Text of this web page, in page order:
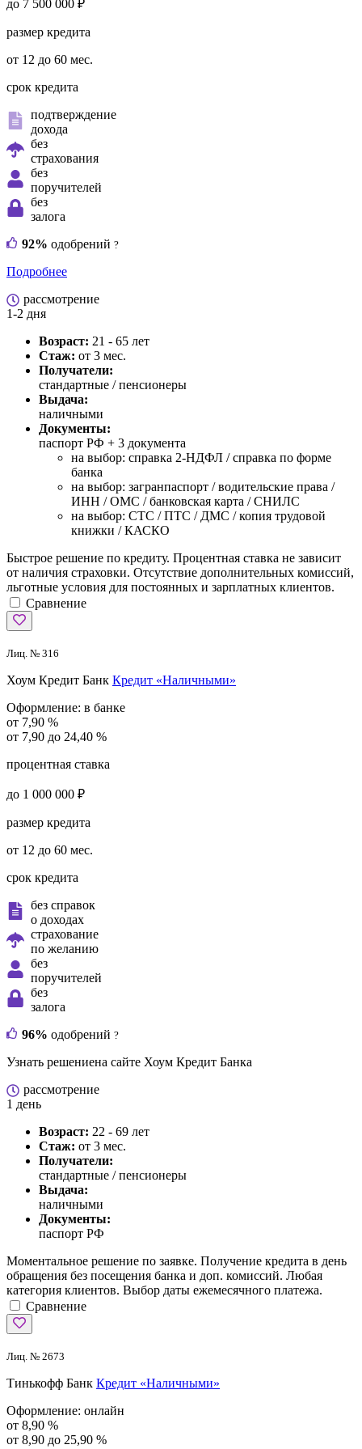
до 7 500 000 ₽
размер кредита
от 12 до 60 мес.
срок кредита
подтверждение
дохода
без
страхования
без
поручителей
без
залога
92% одобрений ?
Подробнее
рассмотрение
1-2 дня
Возраст: 21 - 65 лет
Стаж: от 3 мес.
Получатели:
стандартные / пенсионеры
Выдача:
наличными
Документы:
паспорт РФ + 3 документа
на выбор: справка 2-НДФЛ / справка по форме
банка
на выбор: загранпаспорт / водительские права /
ИНН / ОМС / банковская карта / СНИЛС
на выбор: СТС / ПТС / ДМС / копия трудовой
книжки / КАСКО
Быстрое решение по кредиту. Процентная ставка не зависит
от наличия страховки. Отсутствие дополнительных комиссий,
льготные условия для постоянных и зарплатных клиентов.
Сравнение
Лиц. № 316
Хоум Кредит Банк Кредит «Наличными»
Оформление: в банке
от 7,90 %
от 7,90 до 24,40 %
процентная ставка
до 1 000 000 ₽
размер кредита
от 12 до 60 мес.
срок кредита
без справок
о доходах
страхование
по желанию
без
поручителей
без
залога
96% одобрений ?
Узнать решениена сайте Хоум Кредит Банка
рассмотрение
1 день
Возраст: 22 - 69 лет
Стаж: от 3 мес.
Получатели:
стандартные / пенсионеры
Выдача:
наличными
Документы:
паспорт РФ
Моментальное решение по заявке. Получение кредита в день
обращения без посещения банка и доп. комиссий. Любая
категория клиентов. Выбор даты ежемесячного платежа.
Сравнение
Лиц. № 2673
Тинькофф Банк Кредит «Наличными»
Оформление: онлайн
от 8,90 %
от 8,90 до 25,90 %